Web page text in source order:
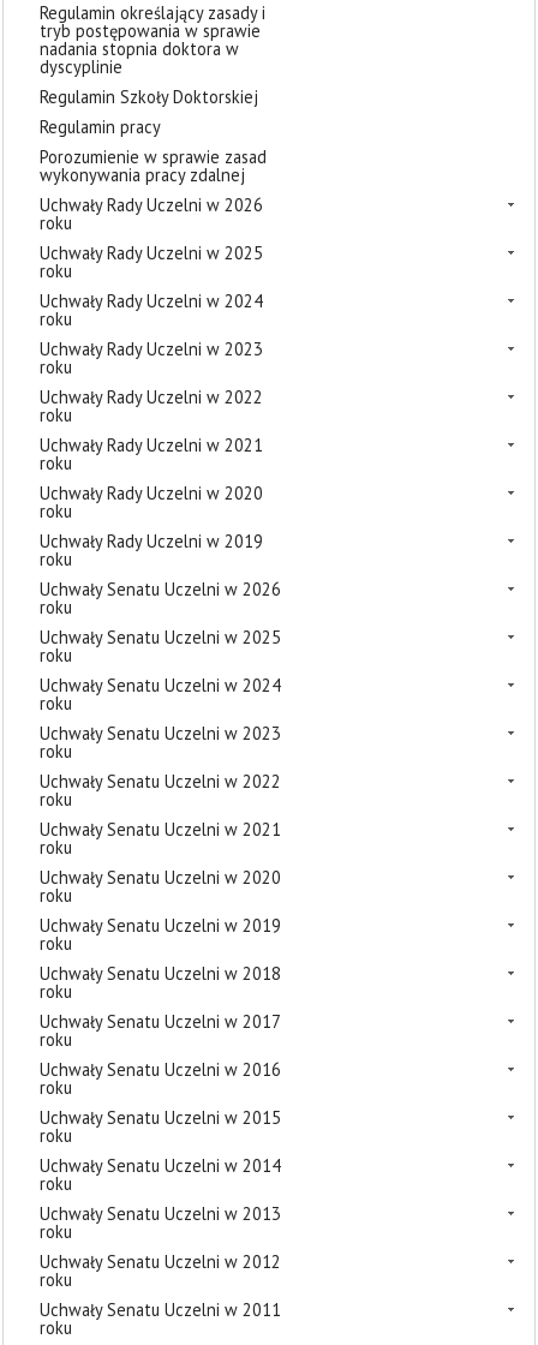
Regulamin określający zasady i
tryb postępowania w sprawie
nadania stopnia doktora w
dyscyplinie
Regulamin Szkoły Doktorskiej
Regulamin pracy
Porozumienie w sprawie zasad
wykonywania pracy zdalnej
Uchwały Rady Uczelni w 2026
roku
Uchwały Rady Uczelni w 2025
roku
Uchwały Rady Uczelni w 2024
roku
Uchwały Rady Uczelni w 2023
roku
Uchwały Rady Uczelni w 2022
roku
Uchwały Rady Uczelni w 2021
roku
Uchwały Rady Uczelni w 2020
roku
Uchwały Rady Uczelni w 2019
roku
Uchwały Senatu Uczelni w 2026
roku
Uchwały Senatu Uczelni w 2025
roku
Uchwały Senatu Uczelni w 2024
roku
Uchwały Senatu Uczelni w 2023
roku
Uchwały Senatu Uczelni w 2022
roku
Uchwały Senatu Uczelni w 2021
roku
Uchwały Senatu Uczelni w 2020
roku
Uchwały Senatu Uczelni w 2019
roku
Uchwały Senatu Uczelni w 2018
roku
Uchwały Senatu Uczelni w 2017
roku
Uchwały Senatu Uczelni w 2016
roku
Uchwały Senatu Uczelni w 2015
roku
Uchwały Senatu Uczelni w 2014
roku
Uchwały Senatu Uczelni w 2013
roku
Uchwały Senatu Uczelni w 2012
roku
Uchwały Senatu Uczelni w 2011
roku